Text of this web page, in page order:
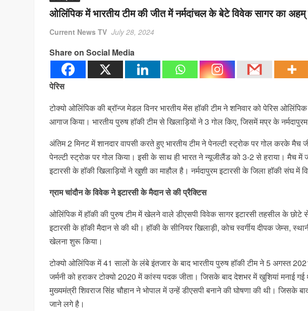
ओलिंपिक में भारतीय टीम की जीत में नर्मदांचल के बेटे विवेक सागर का अहम्
Current News TV July 28, 2024
Share on Social Media
पेरिस
टोक्यो ओलिंपिक की ब्रॉन्ज मेडल विनर भारतीय मेंस हॉकी टीम ने शनिवार को पेरिस
आगाज किया। भारतीय पुरुष हॉकी टीम से खिलाड़ियों ने 3 गोल किए, जिसमें मप्र के
अंतिम 2 मिनट में शानदार वापसी करते हुए भारतीय टीम ने पेनल्टी स्ट्रोक पर गोल करके मैच
पेनल्टी स्ट्रोक पर गोल किया। इसी के साथ ही भारत ने न्यूजीलैंड को 3-2 से हराया। मैच में
इटारसी के हॉकी खिलाड़ियों ने खुशी का माहौल है। नर्मदापुरम इटारसी के जिला हॉकी संघ में
ग्राम चांदौन के विवेक ने इटारसी के मैदान से की प्रैक्टिस
ओलिंपिक में हॉकी की पुरुष टीम में खेलने वाले डीएसपी विवेक सागर इटारसी तहसील के
इटारसी के हॉकी मैदान से की थी। हॉकी के सीनियर खिलाड़ी, कोच स्वर्गीय दीपक जेम्स,
खेलना शुरू किया।
टोक्यो ओलिंपिक में 41 सालों के लंबे इंतजार के बाद भारतीय पुरुष हॉकी टीम ने 5 अगस्त
जर्मनी को हराकर टोक्यो 2020 में कांस्य पदक जीता। जिसके बाद देशभर में खुशियां मनाई
मुख्यमंत्री शिवराज सिंह चौहान ने भोपाल में उन्हें डीएसपी बनाने की घोषणा की थी। जिसके
जाने लगे है।